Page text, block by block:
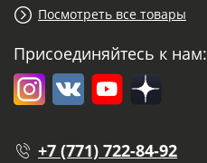
Посмотреть все товары
Присоединяйтесь к нам:
+7 (771) 722-84-92